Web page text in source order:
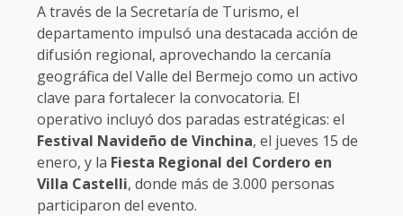
A través de la Secretaría de Turismo, el
departamento impulsó una destacada acción de
difusión regional, aprovechando la cercanía
geográfica del Valle del Bermejo como un activo
clave para fortalecer la convocatoria. El
operativo incluyó dos paradas estratégicas: el
Festival Navideño de Vinchina, el jueves 15 de
enero, y la Fiesta Regional del Cordero en
Villa Castelli, donde más de 3.000 personas
participaron del evento.